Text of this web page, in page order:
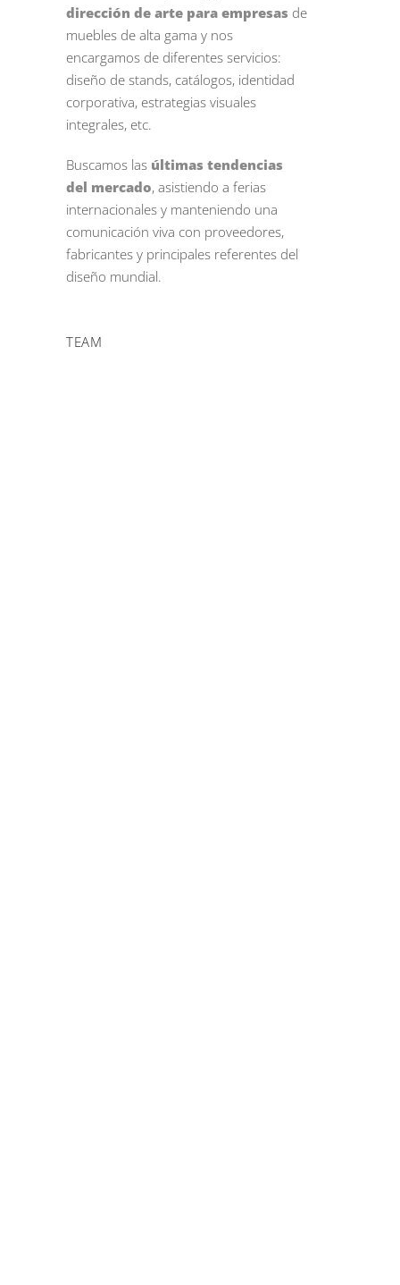
dirección de arte para empresas de
muebles de alta gama y nos
encargamos de diferentes servicios:
diseño de stands, catálogos, identidad
corporativa, estrategias visuales
integrales, etc.
Buscamos las últimas tendencias
del mercado, asistiendo a ferias
internacionales y manteniendo una
comunicación viva con proveedores,
fabricantes y principales referentes del
diseño mundial.
TEAM